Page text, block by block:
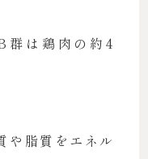
群は鶏肉の約4
や脂質をエネル